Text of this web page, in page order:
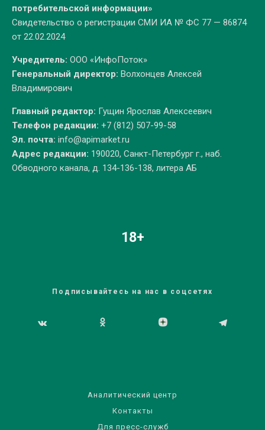
потребительской информации»
Свидетельство о регистрации СМИ ИА № ФС 77 — 86874
от 22.02.2024
Учредитель: ООО «ИнфоПоток»
Генеральный директор: Волхонцев Алексей
Владимирович
Главный редактор: Гущин Ярослав Алексеевич
Телефон редакции: +7 (812) 507-99-58
Эл. почта: info@apimarket.ru
Адрес редакции: 190020, Санкт-Петербург г., наб.
Обводного канала, д. 134-136-138, литера АБ
18+
Подписывайтесь на нас в соцсетях
Аналитический центр
Контакты
Для пресс-служб